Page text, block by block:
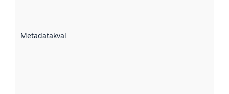
Metadatakvalitet